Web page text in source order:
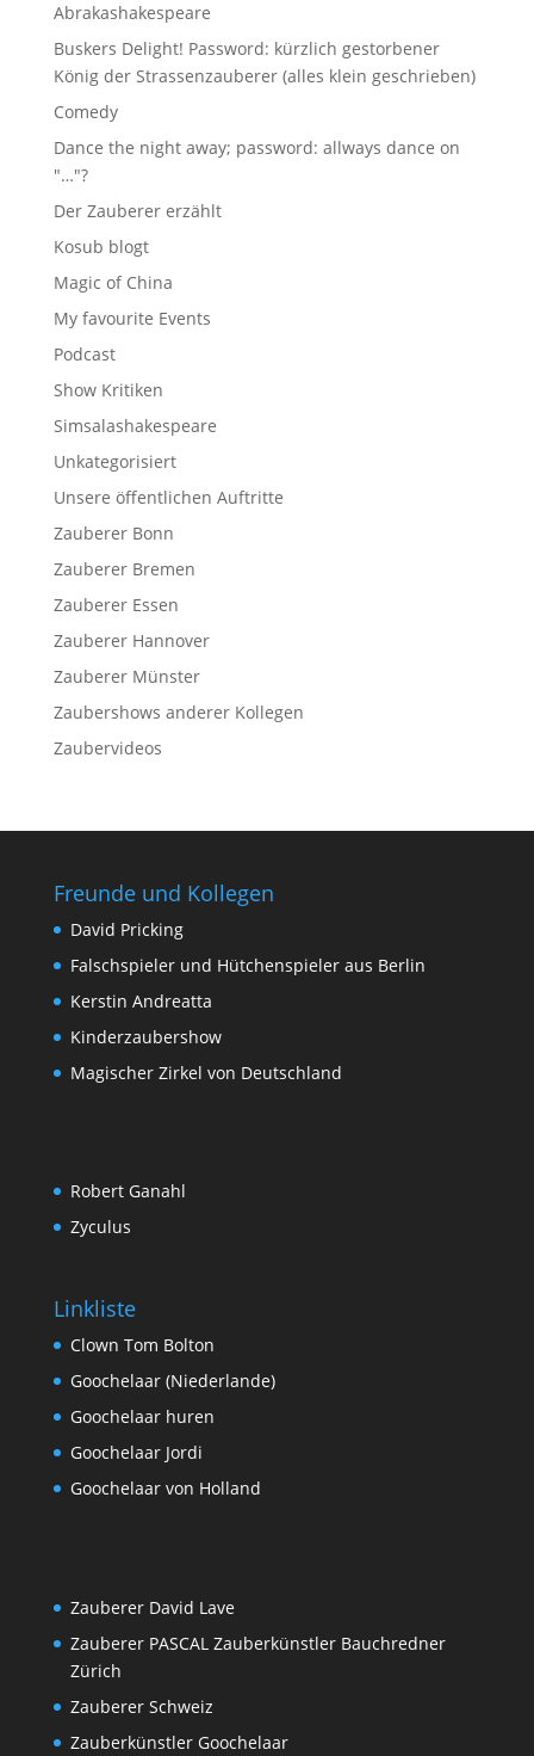
Abrakashakespeare
Buskers Delight! Password: kürzlich gestorbener
König der Strassenzauberer (alles klein geschrieben)
Comedy
Dance the night away; password: allways dance on
"…"?
Der Zauberer erzählt
Kosub blogt
Magic of China
My favourite Events
Podcast
Show Kritiken
Simsalashakespeare
Unkategorisiert
Unsere öffentlichen Auftritte
Zauberer Bonn
Zauberer Bremen
Zauberer Essen
Zauberer Hannover
Zauberer Münster
Zaubershows anderer Kollegen
Zaubervideos
Freunde und Kollegen
David Pricking
Falschspieler und Hütchenspieler aus Berlin
Kerstin Andreatta
Kinderzaubershow
Magischer Zirkel von Deutschland
Robert Ganahl
Zyculus
Linkliste
Clown Tom Bolton
Goochelaar (Niederlande)
Goochelaar huren
Goochelaar Jordi
Goochelaar von Holland
Zauberer David Lave
Zauberer PASCAL Zauberkünstler Bauchredner
Zürich
Zauberer Schweiz
Zauberkünstler Goochelaar